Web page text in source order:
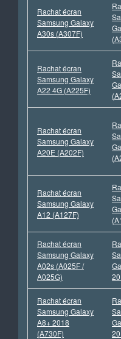
Rachat écran
Samsung Galaxy
A30s (A307F)
Rachat écran
Samsung Galaxy
A22 4G (A225F)
Rachat écran
Samsung Galaxy
A20E (A202F)
Rachat écran
Samsung Galaxy
A12 (A127F)
Rachat écran
Samsung Galaxy
A02s (A025F /
A025G)
Rachat écran
Samsung Galaxy
A8+ 2018
(A730F)